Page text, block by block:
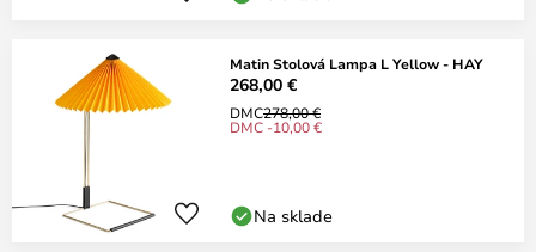
Matin Stolová Lampa L Yellow - HAY
268,00 €
DMC278,00 €
DMC -10,00 €
Na sklade